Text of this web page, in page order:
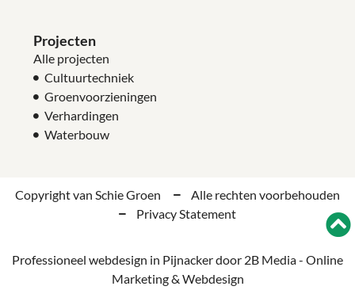
Projecten
Alle projecten
Cultuurtechniek
Groenvoorzieningen
Verhardingen
Waterbouw
Copyright van Schie Groen
Alle rechten voorbehouden
Privacy Statement
Professioneel webdesign in Pijnacker door 2B Media - Online
Marketing & Webdesign